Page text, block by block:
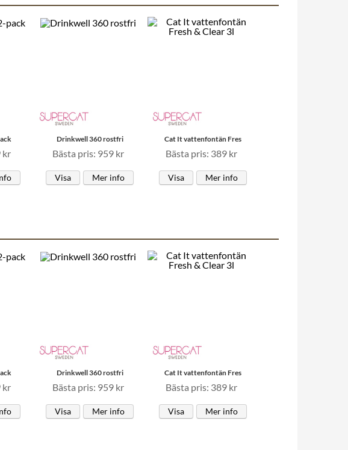
kr
Drinkwell 360 rostfri
Bästa pris: 959 kr
Visa Mer info
Cat It vattenfontän Fres
Bästa pris: 389 kr
Visa Mer info
kr
Drinkwell 360 rostfri
Bästa pris: 959 kr
Visa Mer info
Cat It vattenfontän Fres
Bästa pris: 389 kr
Visa Mer info